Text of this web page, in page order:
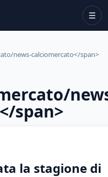
☰
news-calciomercato</span>
span>
la stagione di